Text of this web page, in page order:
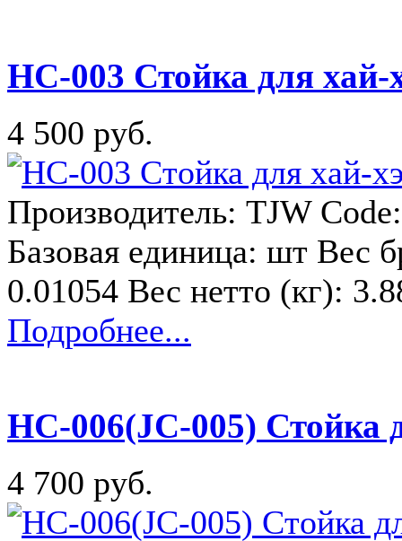
HC-003 Стойка для хай-
4 500 руб.
Производитель: TJW
Базовая единица: шт Вес
0.01054 Вес нетто (кг):
Подробнее...
HC-006(JC-005) Стойка
4 700 руб.